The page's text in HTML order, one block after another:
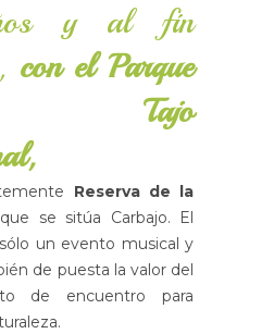
y al fin
con el Parque
Tajo
Reserva de la
se sitúa Carbajo. El
un evento musical y
de puesta la valor del
de encuentro para